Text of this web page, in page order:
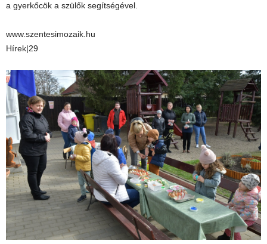
a gyerkőcök a szülők segítségével.
www.szentesimozaik.hu
Hírek|29